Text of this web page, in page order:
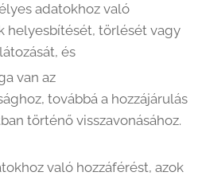
adatokhoz való
helyesbítését, törlését vagy
és
van az
továbbá a hozzájárulás
történő visszavonásához.
való hozzáférést, azok